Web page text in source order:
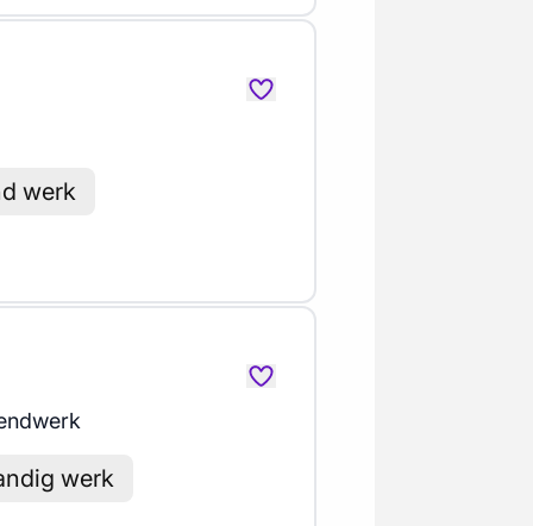
werk
werk